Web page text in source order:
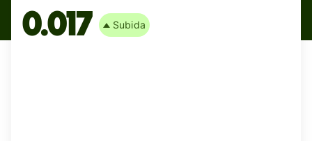
0.017 Subida